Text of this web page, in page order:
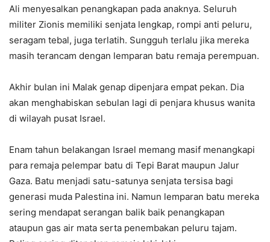
Ali menyesalkan penangkapan pada anaknya. Seluruh
militer Zionis memiliki senjata lengkap, rompi anti peluru,
seragam tebal, juga terlatih. Sungguh terlalu jika mereka
masih terancam dengan lemparan batu remaja perempuan.
Akhir bulan ini Malak genap dipenjara empat pekan. Dia
akan menghabiskan sebulan lagi di penjara khusus wanita
di wilayah pusat Israel.
Enam tahun belakangan Israel memang masif menangkapi
para remaja pelempar batu di Tepi Barat maupun Jalur
Gaza. Batu menjadi satu-satunya senjata tersisa bagi
generasi muda Palestina ini. Namun lemparan batu mereka
sering mendapat serangan balik baik penangkapan
ataupun gas air mata serta penembakan peluru tajam.